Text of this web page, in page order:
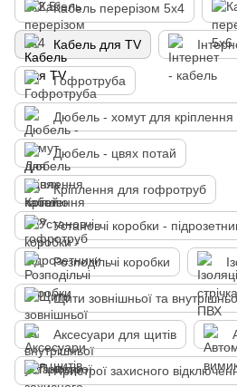
Кабель перерізом 5х4
Кабель для TV
Гофротруба
Дюбель - хомут для
Дюбель - цвях потай
Кріплення для гофротруб
Установчі коробки -
Розподільчі коробки
Щити зовнішньої та
Аксесуари для щитів
Пристрої захисного